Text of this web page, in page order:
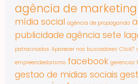
agência de marketing
mídia social agência de propaganda
publicidade agência sete
patrocinados Aparecer nos buscadores Click7
empreendedorismo facebook gerenciar
gestao de midias sociais